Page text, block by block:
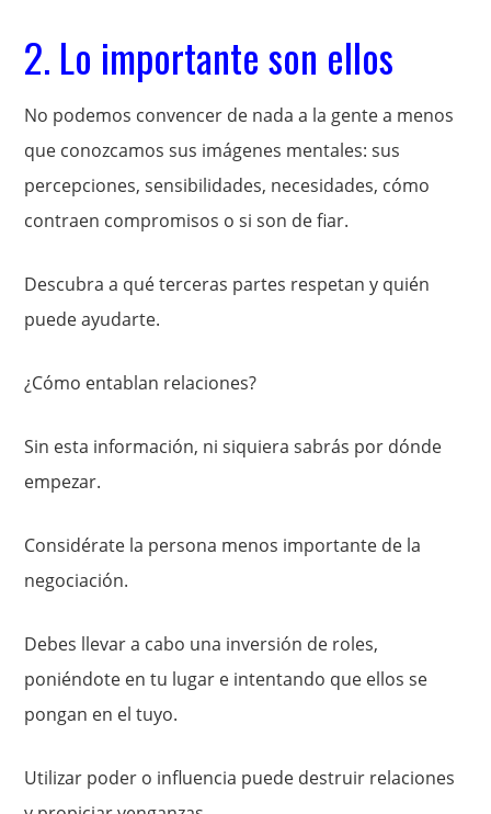
2. Lo importante son ellos
No podemos convencer de nada a la gente a menos
que conozcamos sus imágenes mentales: sus
percepciones, sensibilidades, necesidades, cómo
contraen compromisos o si son de fiar.
Descubra a qué terceras partes respetan y quién
puede ayudarte.
¿Cómo entablan relaciones?
Sin esta información, ni siquiera sabrás por dónde
empezar.
Considérate la persona menos importante de la
negociación.
Debes llevar a cabo una inversión de roles,
poniéndote en tu lugar e intentando que ellos se
pongan en el tuyo.
Utilizar poder o influencia puede destruir relaciones